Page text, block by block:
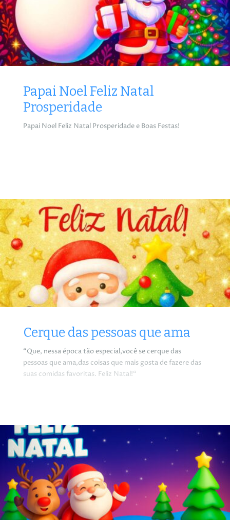
Papai Noel Feliz Natal
Prosperidade
Papai Noel Feliz Natal Prosperidade e Boas Festas!
Cerque das pessoas que ama
“Que, nessa época tão especial,você se cerque das
pessoas que ama,das coisas que mais gosta de fazere das
suas comidas favoritas. Feliz Natal!“